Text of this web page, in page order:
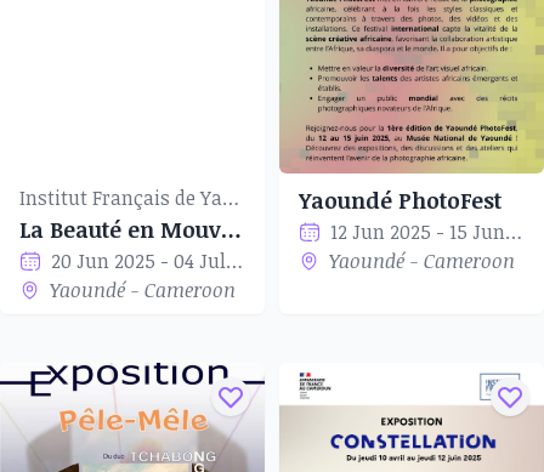
Institut Français de Yaoundé
La Beauté en Mouvement
20 Jun 2025 - 04 Jul 2025
Yaoundé - Cameroon
Yaoundé PhotoFest
12 Jun 2025 - 15 Jun 2025
Yaoundé - Cameroon